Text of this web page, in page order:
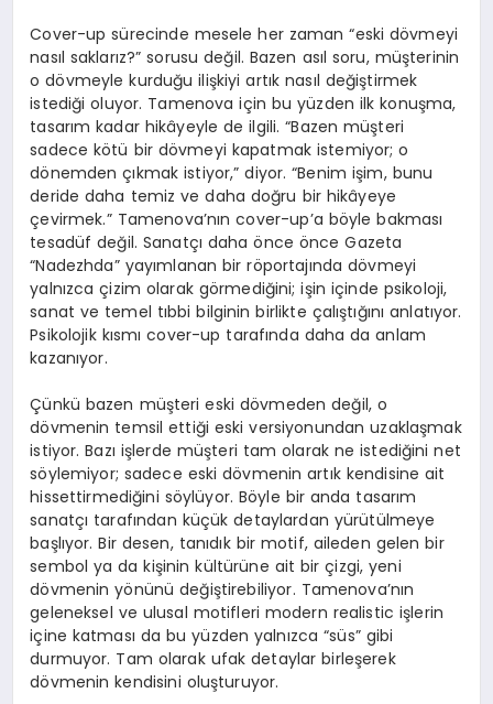
Cover-up sürecinde mesele her zaman “eski dövmeyi
nasıl saklarız?” sorusu değil. Bazen asıl soru, müşterinin
o dövmeyle kurduğu ilişkiyi artık nasıl değiştirmek
istediği oluyor. Tamenova için bu yüzden ilk konuşma,
tasarım kadar hikâyeyle de ilgili. “Bazen müşteri
sadece kötü bir dövmeyi kapatmak istemiyor; o
dönemden çıkmak istiyor,” diyor. “Benim işim, bunu
deride daha temiz ve daha doğru bir hikâyeye
çevirmek.” Tamenova’nın cover-up’a böyle bakması
tesadüf değil. Sanatçı daha önce önce Gazeta
“Nadezhda” yayımlanan bir röportajında dövmeyi
yalnızca çizim olarak görmediğini; işin içinde psikoloji,
sanat ve temel tıbbi bilginin birlikte çalıştığını anlatıyor.
Psikolojik kısmı cover-up tarafında daha da anlam
kazanıyor.
Çünkü bazen müşteri eski dövmeden değil, o
dövmenin temsil ettiği eski versiyonundan uzaklaşmak
istiyor. Bazı işlerde müşteri tam olarak ne istediğini net
söylemiyor; sadece eski dövmenin artık kendisine ait
hissettirmediğini söylüyor. Böyle bir anda tasarım
sanatçı tarafından küçük detaylardan yürütülmeye
başlıyor. Bir desen, tanıdık bir motif, aileden gelen bir
sembol ya da kişinin kültürüne ait bir çizgi, yeni
dövmenin yönünü değiştirebiliyor. Tamenova’nın
geleneksel ve ulusal motifleri modern realistic işlerin
içine katması da bu yüzden yalnızca “süs” gibi
durmuyor. Tam olarak ufak detaylar birleşerek
dövmenin kendisini oluşturuyor.